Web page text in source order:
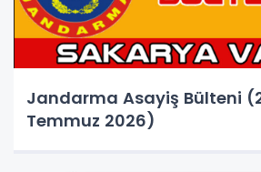
Jandarma Asayiş Bülteni
Temmuz 2026)